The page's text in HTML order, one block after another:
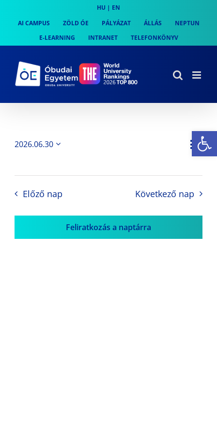
content
HU | EN
AI CAMPUS
ZÖLD ÓE PÁLYÁZAT ÁLLÁS
NEPTUN
E-LEARNING
INTRANET TELEFONKÖNYV
Nap
2026.06.30
Előző nap Következő nap
Feliratkozás a naptárra